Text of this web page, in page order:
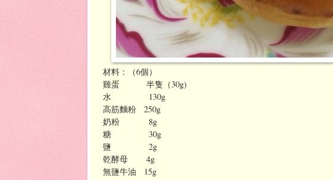
材料：（6個）
雞蛋 半隻（30g)
水 130g
高筋麵粉 250g
奶粉 8g
糖 30g
鹽 2g
乾酵母 4g
無鹽牛油 15g